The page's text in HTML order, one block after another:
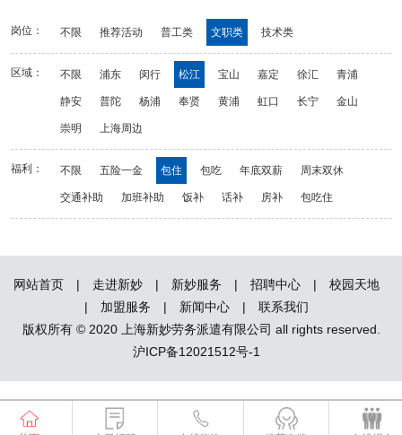
岗位： 不限 推荐活动 普工类 文职类 技术类
区域： 不限 浦东 闵行 松江 宝山 嘉定 徐汇 青浦
静安 普陀 杨浦 奉贤 黄浦 虹口 长宁 金山
崇明 上海周边
福利： 不限 五险一金 包住 包吃 年底双薪 周末双休
交通补助 加班补助 饭补 话补 房补 包吃住
网站首页 | 走进新妙 | 新妙服务 | 招聘中心 |
校园天地
|
加盟服务 | 新闻中心 |
联系我们
版权所有 © 2020 上海新妙劳务派遣有限公司 all rights reserved.
沪ICP备12021512号-1